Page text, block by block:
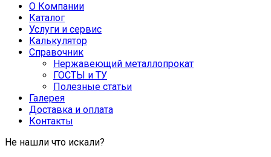
О Компании
Каталог
Услуги и сервис
Калькулятор
Справочник
Нержавеющий металлопрокат
ГОСТЫ и ТУ
Полезные статьи
Галерея
Доставка и оплата
Контакты
Не нашли что искали?